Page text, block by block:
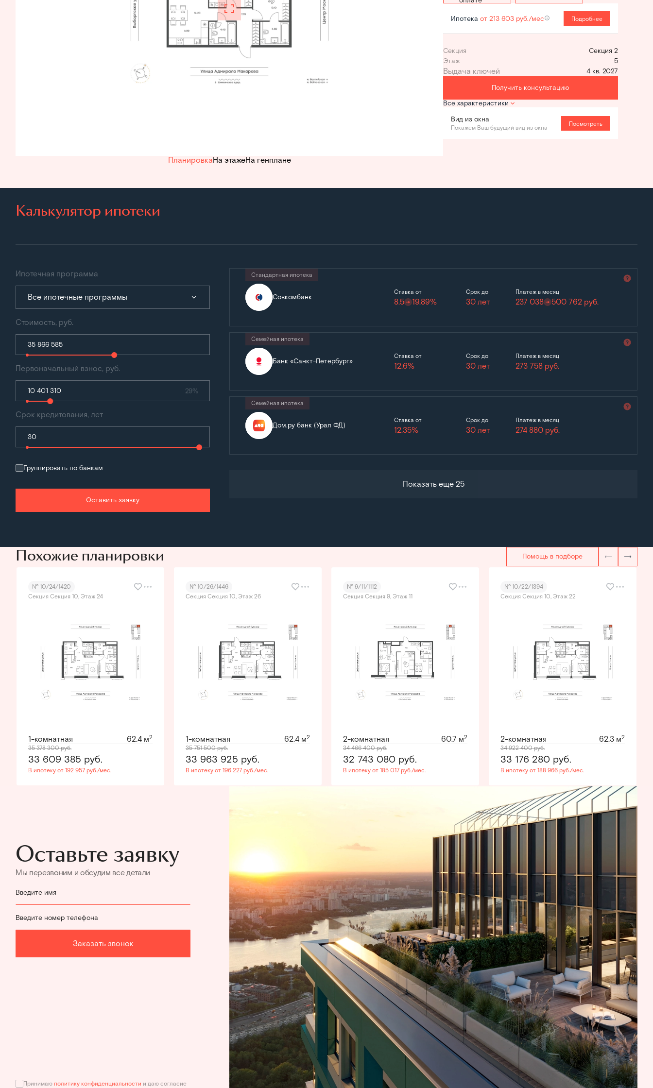
ПланировкаНа этажеНа генплане
Ипотека от 213 603 руб./мес Подробнее
Секция
Секция 2
Этаж
5
4 кв. 2027
Получить консультацию
Все характеристики
Вид из окна
Покажем Ваш будущий вид из окна
Посмотреть
Калькулятор ипотеки
Ипотечная программа
Все ипотечные программы
Стоимость, руб.
Первоначальный взнос, руб.
29%
Срок кредитования, лет
Группировать по банкам
Оставить заявку
Совкомбанк
Стандартная ипотека
Ставка от
8.5 19.89%
Срок до
30 лет
Платеж в месяц
237 038 500 762 руб.
Банк «Санкт-Петербург»
Семейная ипотека
Ставка от
12.6%
Срок до
30 лет
Платеж в месяц
273 758 руб.
Дом.ру банк (Урал ФД)
Семейная ипотека
Ставка от
12.35%
Срок до
30 лет
Платеж в месяц
274 880 руб.
Показать еще 25
Похожие планировки Помощь в подборе
№ 10/24/1420
Секция Секция 10, Этаж 24
1-комнатная 62.4 м2
35 378 300руб.
33 609 385 руб.
В ипотеку от 192 957 руб./мес.
№ 10/26/1446
Секция Секция 10, Этаж 26
1-комнатная 62.4 м2
35 751 500руб.
33 963 925 руб.
В ипотеку от 196 227 руб./мес.
№ 9/11/1112
Секция Секция 9, Этаж 11
2-комнатная 60.7 м2
34 466 400руб.
32 743 080 руб.
В ипотеку от 185 017 руб./мес.
№ 10/22/1394
Секция Секция 10, Этаж 22
2-комнатная 62.3 м2
34 922 400руб.
33 176 280 руб.
В ипотеку от 188 966 руб./мес.
Оставьте заявку
Мы перезвоним и обсудим все детали
Введите имя
Введите номер телефона
Заказать звонок
Принимаю политику конфиденциальности и даю согласие